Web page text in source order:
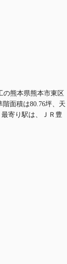
の熊本県熊本市東区
面積は80.76坪、天
寄り駅は、ＪＲ豊